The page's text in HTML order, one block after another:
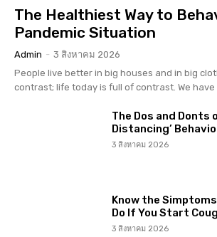
The Healthiest Way to
Pandemic Situation
Admin - 3 สิงหาคม 2026
People live better in big houses and in big
contrast; life today is full of contrast. We have
The Dos and Donts
Distancing’
3 สิงหาคม 2026
Know the
Do If You Start
3 สิงหาคม 2026